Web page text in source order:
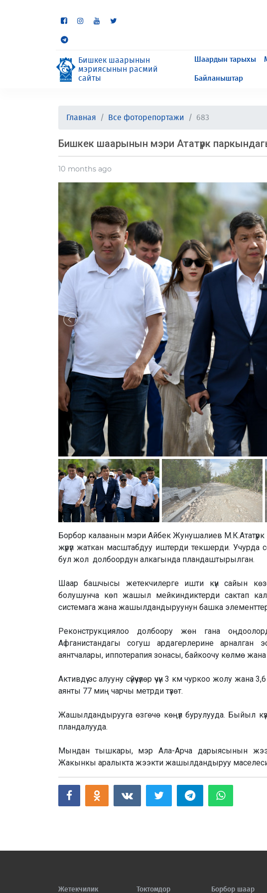
Бишкек шаарынын
мэриясынын расмий
сайты
Шаардын тарыхы
Байланыштар
Главная Все фоторепортажи 683
Бишкек шаарынын мэри Ататүрк
10 months ago
Борбор калаанын мэри Айбек Жунушалиев
жүрүп жаткан масштабдуу иштерди текшерди. Учурда
бул жол долбоордун алкагында пландаштырылган.
Шаар башчысы жетекчилерге ишти күн сайын
болушунча көп жашыл мейкиндиктерди сактап
системага жана жашылдандыруунун башка
Реконструкциялоо долбоору жөн гана
Афганистандагы согуш ардагерлерине
аянтчалары, иппотерапия зонасы, байкоочу көлмө
Активдүү эс алууну сүйүүчүлөр үчүн 3 км чуркоо жолу
аянты 77 миң чарчы метрди түзөт.
Жашылдандырууга өзгөчө көңүл бурулууда. Быйыл
пландалууда.
Мындан тышкары, мэр Ала-Арча дарыясынын
Жакынкы аралыкта жээкти жашылдандыруу маселеси
Жетекчилик Токтомдор Борбор шаар